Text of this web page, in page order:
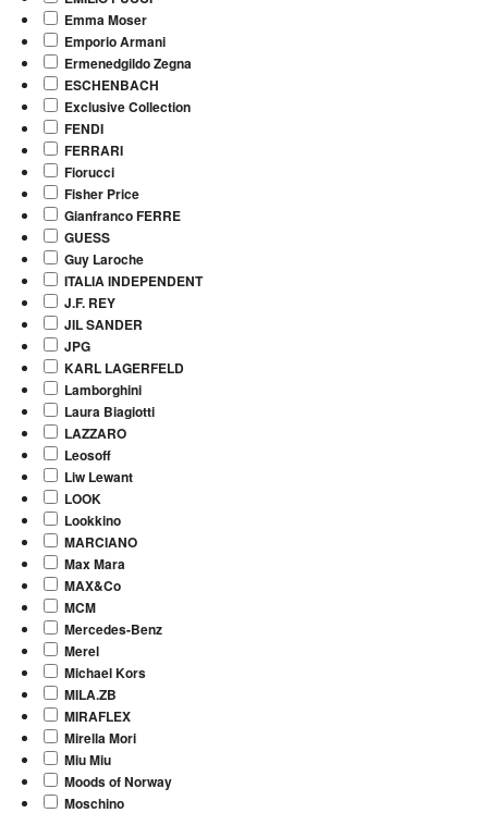
Emma Moser
Emporio Armani
Ermenedgildo Zegna
ESCHENBACH
Exclusive Collection
FENDI
FERRARI
Fiorucci
Fisher Price
Gianfranco FERRE
GUESS
Guy Laroche
ITALIA INDEPENDENT
J.F. REY
JIL SANDER
JPG
KARL LAGERFELD
Lamborghini
Laura Biagiotti
LAZZARO
Leosoff
Liw Lewant
LOOK
Lookkino
MARCIANO
Max Mara
MAX&Co
MCM
Mercedes-Benz
Merel
Michael Kors
MILA.ZB
MIRAFLEX
Mirella Mori
Miu Miu
Moods of Norway
Moschino